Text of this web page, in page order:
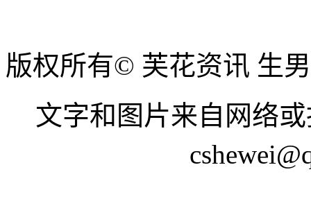
版权所有© 芙花资讯 生
文字和图片来自网络